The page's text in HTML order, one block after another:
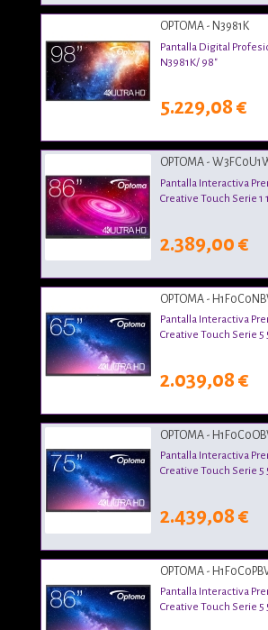
OPTOMA - N3981K
Pantalla Digital
N3981K/ 98"
5.229,08 €
OPTOMA -
Pantalla Interactiva
Creative Touch Serie 1
2.389,00 €
OPTOMA -
Pantalla Interactiva
Creative Touch Serie 5
2.039,08 €
OPTOMA -
Pantalla Interactiva
Creative Touch Serie 5
2.439,08 €
OPTOMA -
Pantalla Interactiva
Creative Touch Serie 5